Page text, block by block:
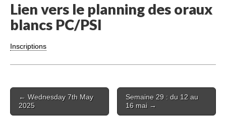
Lien vers le planning des oraux
blancs PC/PSI
Inscriptions
Post
navigation
← Wednesday 7th May
2025
Semaine 29 : du 12 au
16 mai →